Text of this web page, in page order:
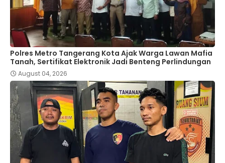
Polres Metro Tangerang Kota Ajak Warga Lawan Mafia
Tanah, Sertifikat Elektronik Jadi Benteng Perlindungan
August 04, 2026